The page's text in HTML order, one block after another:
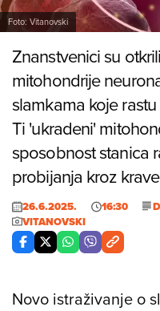
Foto: Vitanovski
Znanstvenici su
mitohondrije
slamkama koje
Ti 'ukradeni'
sposobnost stanica
probijanja kroz
26.6.2025. 16:30
VITANOVSKI
Novo istraživanje o